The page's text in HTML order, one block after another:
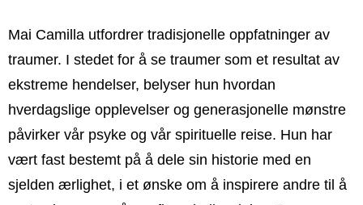
Mai Camilla utfordrer tradisjonelle oppfatninger av
traumer. I stedet for å se traumer som et resultat av
ekstreme hendelser, belyser hun hvordan
hverdagslige opplevelser og generasjonelle mønstre
påvirker vår psyke og vår spirituelle reise. Hun har
vært fast bestemt på å dele sin historie med en
sjelden ærlighet, i et ønske om å inspirere andre til å